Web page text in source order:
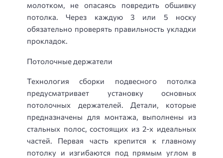
молотком, не опасаясь повредить обшивку
потолка. Через каждую 3 или 5 носку
обязательно проверять правильность укладки
прокладок.
Потолочные держатели
Технология сборки подвесного потолка
предусматривает установку основных
потолочных держателей. Детали, которые
предназначены для монтажа, выполнены из
стальных полос, состоящих из 2-х идеальных
частей. Первая часть крепится к главному
потолку и изгибаются под прямым углом в